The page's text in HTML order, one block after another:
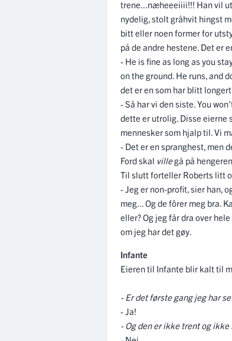
trene...næheeeiiii!!! Han vil
nydelig, stolt gråhvit hingst
bitt eller noen former for
på de andre hestene. Det er
- He is fine as long as you
on the ground. He runs, and
det er en som har blitt
- Så har vi den siste. You
dette er utrolig. Disse
mennesker som hjalp til. Vi
- Det er en spranghest, men
Ford skal villegå på
Til slutt forteller Roberts litt
- Jeg er non-profit, sier han,
meg... Og de fôrer meg bra.
eller? Og jeg får dra over
om jeg har det gøy.
Infante
Eieren til Infante blir kalt til
- Er det første gang jeg har
- Ja!
- Og den er ikke trent og ikke